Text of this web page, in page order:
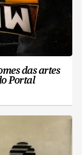
das artes
Portal